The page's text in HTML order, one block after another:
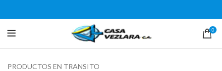
0
PRODUCTOS EN TRANSITO